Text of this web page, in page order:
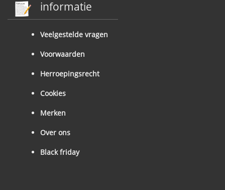
informatie
Veelgestelde vragen
Voorwaarden
Herroepingsrecht
Cookies
Merken
Over ons
Black friday